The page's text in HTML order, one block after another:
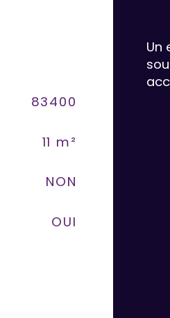
83400
11 m²
NON
OUI
Un